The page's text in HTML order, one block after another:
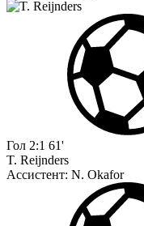
Гол 2:1 61'
T. Reijnders
Ассистент: N. Okafor